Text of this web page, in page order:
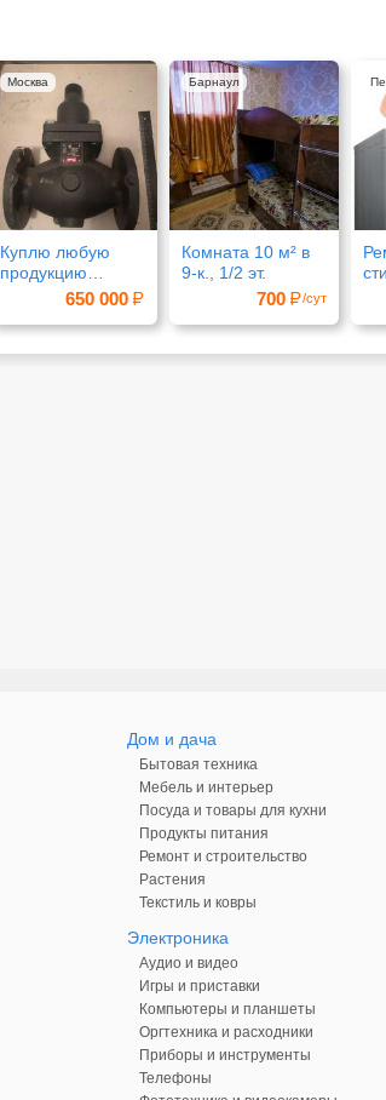
Куплю любую
продукцию
данфосс дорого
650 000
Москва
Комната 10 м² в
9-к., 1/2 эт.
700 /сут
Барнаул
Дом и дача
Бытовая техника
Мебель и интерьер
Посуда и товары для кухни
Продукты питания
Ремонт и строительство
Растения
Текстиль и ковры
Электроника
Аудио и видео
Игры и приставки
Компьютеры и планшеты
Оргтехника и расходники
Приборы и инструменты
Телефоны